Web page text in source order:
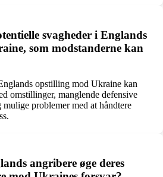
svagheder i Englands
som modstanderne kan
opstilling mod Ukraine kan
omstillinger, manglende defensive
problemer med at håndtere
angribere øge deres